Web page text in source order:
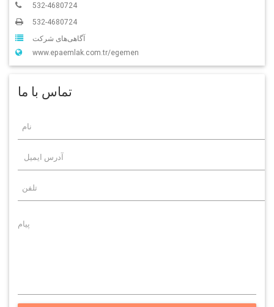
532-4680724
532-4680724
آگاهی‌‌های شرکت
www.epaemlak.com.tr/egemen
تماس با ما